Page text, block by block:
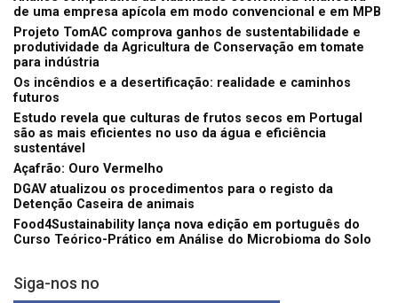
de uma empresa apícola em modo convencional e em MPB
Projeto TomAC comprova ganhos de sustentabilidade e
produtividade da Agricultura de Conservação em tomate
para indústria
Os incêndios e a desertificação: realidade e caminhos
futuros
Estudo revela que culturas de frutos secos em Portugal
são as mais eficientes no uso da água e eficiência
sustentável
Açafrão: Ouro Vermelho
DGAV atualizou os procedimentos para o registo da
Detenção Caseira de animais
Food4Sustainability lança nova edição em português do
Curso Teórico-Prático em Análise do Microbioma do Solo
Siga-nos no